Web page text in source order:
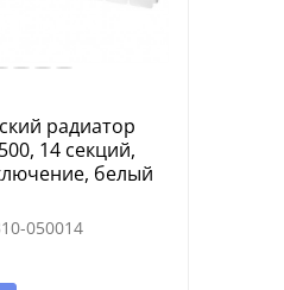
радиатор
14 секций,
белый
050014